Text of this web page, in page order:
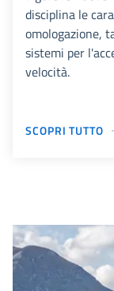
disciplina le
omologazione,
sistemi per
velocità.
SCOPRI TUTTO